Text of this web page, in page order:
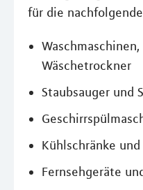
für die
Wäschetrockner
Staubsauger und
Kühlschränke
Fernsehgeräte